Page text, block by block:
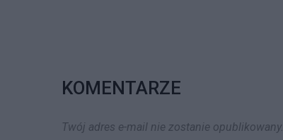
KOMENTARZE
Twój adres e-mail nie zostanie opublikowany.